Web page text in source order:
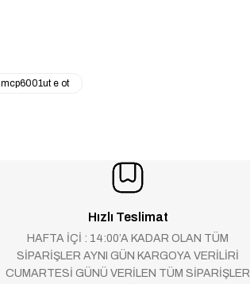
mcp6001ut e ot
Hızlı Teslimat
HAFTA İÇİ : 14:00’A KADAR OLAN TÜM
SİPARİŞLER AYNI GÜN KARGOYA VERİLİRİ
CUMARTESİ GÜNÜ VERİLEN TÜM SİPARİŞLER